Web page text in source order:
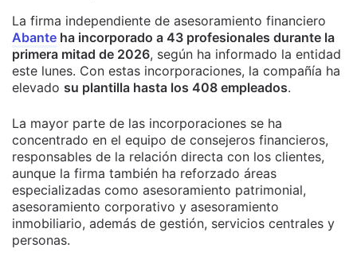
La firma independiente de asesoramiento financiero
Abante ha incorporado a 43 profesionales durante la
primera mitad de 2026, según ha informado la entidad
este lunes. Con estas incorporaciones, la compañía ha
elevado su plantilla hasta los 408 empleados.
La mayor parte de las incorporaciones se ha
concentrado en el equipo de consejeros financieros,
responsables de la relación directa con los clientes,
aunque la firma también ha reforzado áreas
especializadas como asesoramiento patrimonial,
asesoramiento corporativo y asesoramiento
inmobiliario, además de gestión, servicios centrales y
personas.